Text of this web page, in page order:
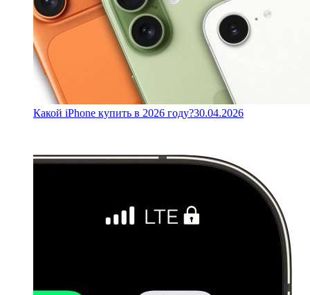
Какой iPhone купить в 2026 году?30.04.2026